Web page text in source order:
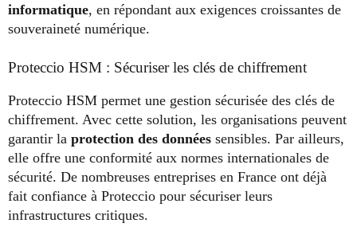
informatique, en répondant aux exigences croissantes de
souveraineté numérique.
Proteccio HSM : Sécuriser les clés de chiffrement
Proteccio HSM permet une gestion sécurisée des clés de
chiffrement. Avec cette solution, les organisations peuvent
garantir la protection des données sensibles. Par ailleurs,
elle offre une conformité aux normes internationales de
sécurité. De nombreuses entreprises en France ont déjà
fait confiance à Proteccio pour sécuriser leurs
infrastructures critiques.